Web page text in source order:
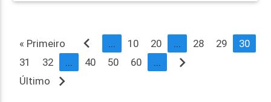
« Primeiro navigate_before ... 10 20 ... 28 29
30
31
32 ... 40 50 60 ... navigate_next
Último navigate_next